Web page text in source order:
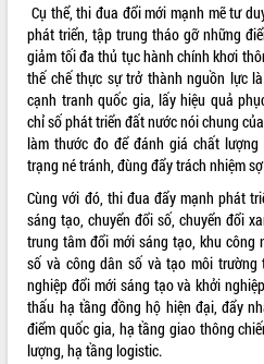
HĐND tỉnh thông qua điều chỉnh Quy
hoạch tỉnh thời kỳ 2021-2030
Hội thảo góp ý hồ sơ điều chỉnh quy
hoạch tỉnh Đắk Lắk thời kỳ 2021-2030,
tầm nhìn đến năm 2050
Nâng cao hiệu quả hoạt động của các
doanh nghiệp nhà nước
Hội nghị triển khai kết nối mạng
truyền số liệu chuyên dùng phục vụ cơ
quan Đảng, Nhà nước
Lễ phát động chuỗi hoạt động chung
tay làm sạch môi trường
Xã Ea Kar bước chuyển mình trong
công tác cải cách hành chính mô hình
mới
Cụ thể, thi đua đổi mới mạnh mẽ tư
phát triển, tập trung tháo gỡ những
giảm tối đa thủ tục hành chính khơi
thế chế thực sự trở thành nguồn lực
cạnh tranh quốc gia, lấy hiệu quả
chỉ số phát triển đất nước nói chung
làm thước đo để đánh giá chất
trạng né tránh, đùng đẩy trách nhiệm
Cùng với đó, thi đua đẩy mạnh phát
sáng tạo, chuyển đổi số, chuyển đổi
trung tâm đổi mới sáng tạo, khu công
số và công dân số và tạo môi
nghiệp đổi mới sáng tạo và khởi
thấu hạ tầng đồng hộ hiện đại, đẩy
điểm quốc gia, hạ tầng giao thông
lượng, hạ tầng logistic.